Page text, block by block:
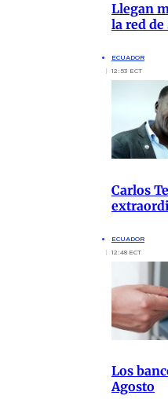
Llegan
la red de
ECUADOR
12:53 ECT
Carlos
ECUADOR
12:48 ECT
Los
Agosto